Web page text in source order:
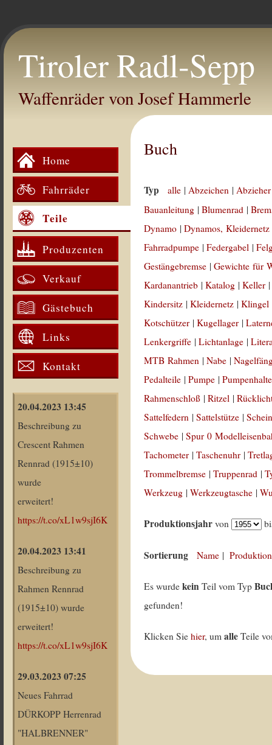
Tiroler Radl-Sepp
Waffenräder von Josef Hammerle
Home
Fahrräder
Teile
Produzenten
Verkauf
Gästebuch
Links
Kontakt
20.04.2023 13:45
Beschreibung zu
Crescent Rahmen
Rennrad (1915±10)
wurde
erweitert!
https://t.co/xL1w9sjI6K
20.04.2023 13:41
Beschreibung zu
Rahmen Rennrad
(1915±10) wurde
erweitert!
https://t.co/xL1w9sjI6K
29.03.2023 07:25
Neues Fahrrad
DÜRKOPP Herrenrad
"HALBRENNER"
Buch
Typ alle |Abzeichen |
Bauanleitung |Blumenrad |
Dynamo |Dynamos, Kleidernetz
Fahrradpumpe |Federgabel |
Gestängebremse |Gewichte für
Kardanantrieb |Katalog |Keller
Kindersitz |Kleidernetz |Klingel
Kotschützer |Kugellager |
Lenkergriffe |Lichtanlage |
MTB Rahmen |Nabe |
Pedalteile |Pumpe |
Rahmenschloß |Ritzel |
Sattelfedern |Sattelstütze |
Schwebe |Spur 0
Tachometer |Taschenuhr |
Trommelbremse |Truppenrad |
Werkzeug |Werkzeugtasche |
Produktionsjahr von
Sortierung Name |
Es wurdekein Teil vom Typ
gefunden!
Klicken Siehier, umalle Teile